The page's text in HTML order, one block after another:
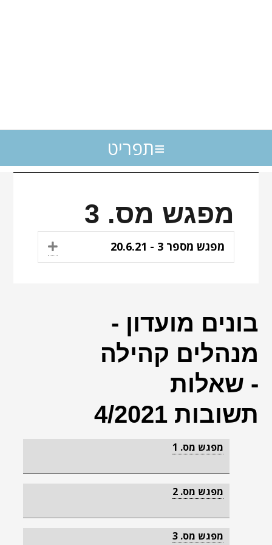
תפריט
מפגש מס. 3
מפגש מספר 3 - 20.6.21
להקליק
Expand
בונים מועדון -
מנהלים קהילה
- שאלות
תשובות 4/2021
מפגש מס. 1
מפגש מס. 2
מפגש מס. 3